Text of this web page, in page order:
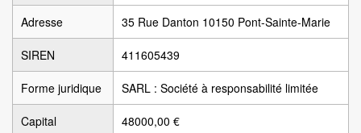
Adresse 35 Rue Danton 10150 Pont-Sainte-Marie
SIREN 411605439
Forme juridique SARL : Société à responsabilité limitée
Capital 48000,00 €